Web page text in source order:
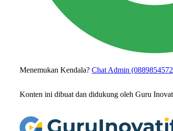
Menemukan Kendala? Chat Admin
Konten ini dibuat dan didukung oleh Guru